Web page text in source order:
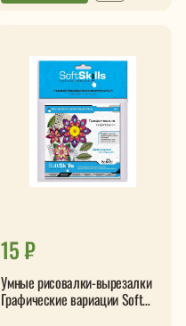
15 ₽
Умные рисовалки-вырезалки
Графические вариации Soft